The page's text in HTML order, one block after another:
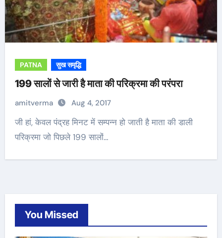
PATNA सुख समृद्धि
199 सालों से जारी है माता की परिक्रमा की परंपरा
amitverma Aug 4, 2017
जी हां, केवल पंद्रह मिनट में सम्पन्न हो जाती है माता की डाली
परिक्रमा जो पिछले 199 सालों…
You Missed